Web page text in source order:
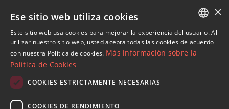
Propiedades en Marbella (Todo)
Villas y Chalets en La Cerquilla
Suscribase a nuestro Newsletter
Reciba novedades sobre propiedades , actualidad y
ENGLISH
SPANISH
×
Ese sitio web utiliza cookies
Este sitio web usa cookies para mejorar la experiencia del usuario. Al
utilizar nuestro sitio web, usted acepta todas las cookies de acuerdo
con nuestra Política de cookies. Más información sobre la
Política de Cookies
COOKIES ESTRICTAMENTE NECESARIAS
COOKIES DE RENDIMIENTO